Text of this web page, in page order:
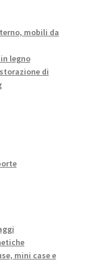
mobili da
legno
di
mini case e